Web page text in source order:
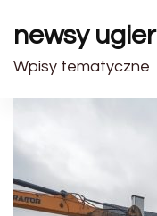
newsy ugier
Wpisy tematyczne